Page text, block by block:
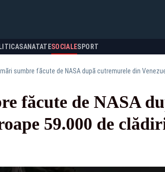
SANATATESOCIALESPORT
sumbre făcute de NASA după cutremurele din
făcute de NASA
59.000 de